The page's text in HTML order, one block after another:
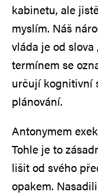
kabinetu, ale
myslím. Náš
vláda je od slova
termínem se
určují kognitivní
plánování.
Antonymem
Tohle je to
lišit od svého
opakem.